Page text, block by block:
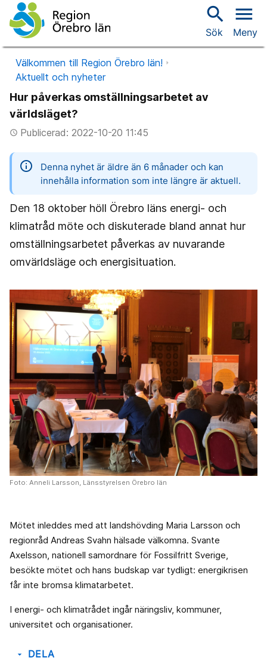
search
Sök
menu
Meny
Välkommen till Region Örebro län!
Aktuellt och nyheter
Hur påverkas omställningsarbetet av
världsläget?
access_timePublicerad: 2022-10-20 11:45
information
Denna nyhet är äldre än 6 månader och kan
innehålla information som inte längre är aktuell.
Den 18 oktober höll Örebro läns energi- och
klimatråd möte och diskuterade bland annat hur
omställningsarbetet påverkas av nuvarande
omvärldsläge och energisituation.
Foto: Anneli Larsson, Länsstyrelsen Örebro län
Mötet inleddes med att landshövding Maria Larsson och
regionråd Andreas Svahn hälsade välkomna. Svante
Axelsson, nationell samordnare för Fossilfritt Sverige,
besökte mötet och hans budskap var tydligt: energikrisen
får inte bromsa klimatarbetet.
I energi- och klimatrådet ingår näringsliv, kommuner,
universitet och organisationer.
arrow_drop_down DELA